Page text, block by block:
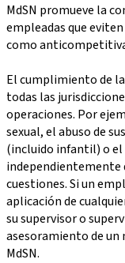
MdSN promueve la
empleadas que
como
El cumplimiento de
todas las
operaciones. Por
sexual, el abuso de
(incluido infantil) o el
independientemente
cuestiones. Si un
aplicación de
su supervisor o
asesoramiento de
MdSN.